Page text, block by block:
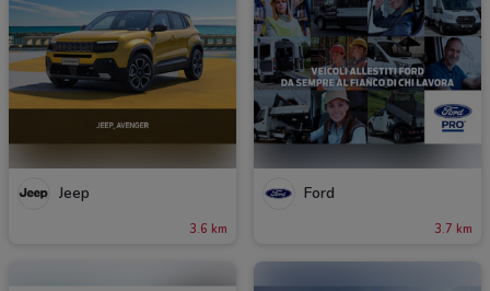
Jeep
3.6 km
Ford
3.7 km